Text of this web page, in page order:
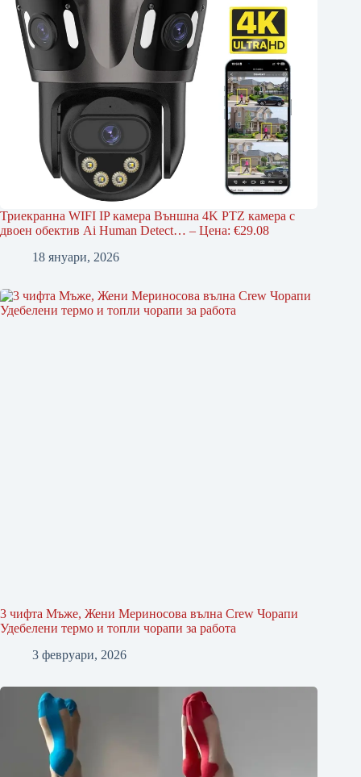
Триекранна WIFI IP камера Външна 4K PTZ камера с
двоен обектив Ai Human Detect… – Цена: €29.08
18 януари, 2026
3 чифта Мъже, Жени Мериносова вълна Crew Чорапи
Удебелени термо и топли чорапи за работа
3 февруари, 2026